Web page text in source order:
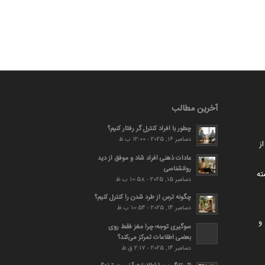
و
آخرین مطالب
چطور با افراد کنترل گر رفتار کنیم؟
دسامبر 16, 2025 - 12:00 ب.ظ
عادات ذهنی افراد شاد و موفق از دید
روانشناسی
دسامبر 15, 2025 - 10:58 ب.ظ
چگونه ترس از طرد شدن را کنترل کنیم؟
دسامبر 14, 2025 - 10:54 ب.ظ
سوگیری توجه؛ چرا مغز فقط روی
بعضی اطلاعات تمرکز می‌کند؟
دسامبر 14, 2025 - 2:17 ق.ظ